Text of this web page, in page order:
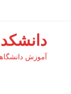
آموزش